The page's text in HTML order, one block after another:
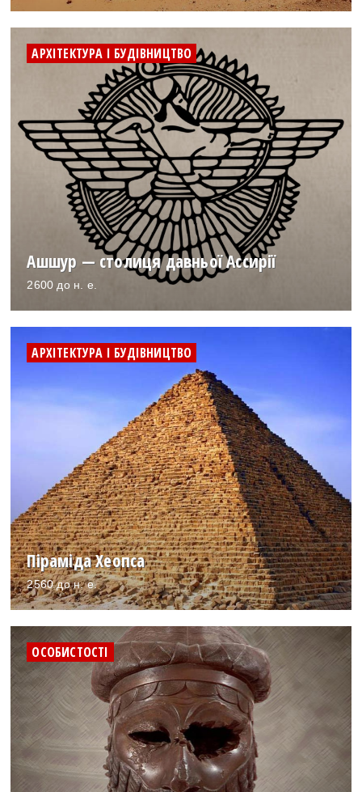
АРХІТЕКТУРА І БУДІВНИЦТВО
Ашшур — столиця давньої Ассирії
2600 до н. е.
АРХІТЕКТУРА І БУДІВНИЦТВО
Піраміда Хеопса
2560 до н. е.
ОСОБИСТОСТІ